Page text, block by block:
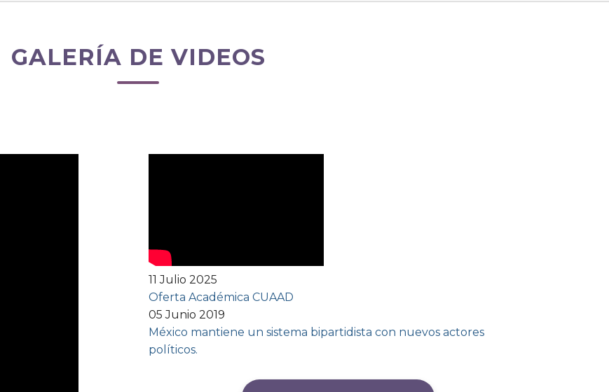
GALERÍA DE VIDEOS
11 Julio 2025
Oferta Académica CUAAD
05 Junio 2019
México mantiene un sistema bipartidista con nuevos actores
políticos.